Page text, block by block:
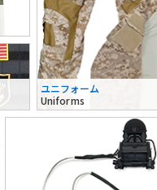
ユニフォーム
Uniforms